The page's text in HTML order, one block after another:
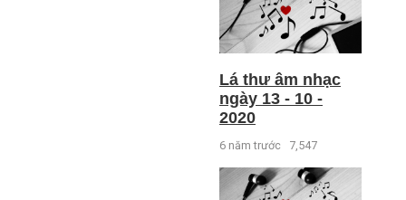
Lá thư âm nhạc
ngày 13 - 10 -
2020
6 năm trước 7,547